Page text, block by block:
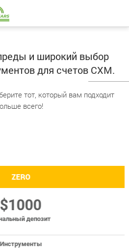
и широкий выбор
для счетов CXM.
тот, который вам подходит
всего!
ZERO
$1000
депозит
Инструменты